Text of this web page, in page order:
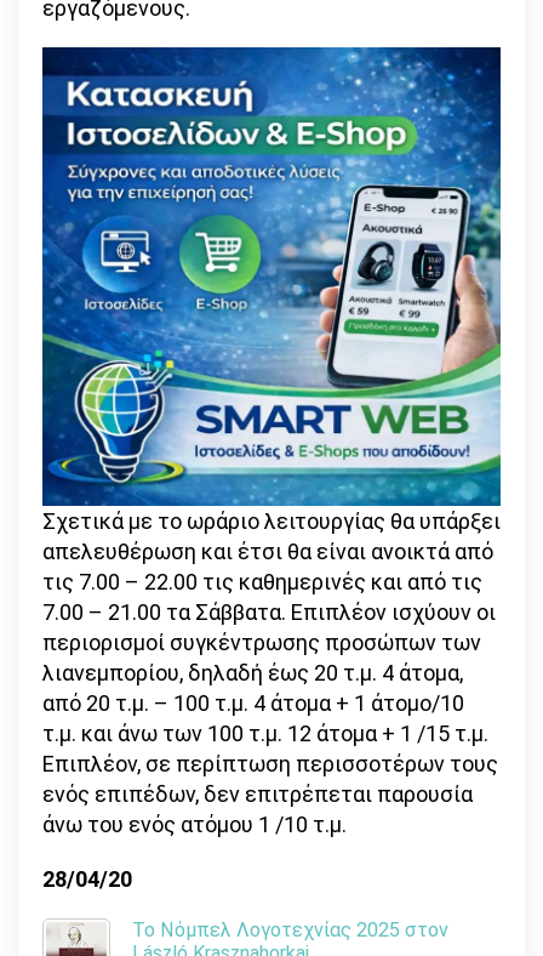
εργαζόμενους.
Σχετικά με το ωράριο λειτουργίας θα υπάρξει
απελευθέρωση και έτσι θα είναι ανοικτά από
τις 7.00 – 22.00 τις καθημερινές και από τις
7.00 – 21.00 τα Σάββατα. Επιπλέον ισχύουν οι
περιορισμοί συγκέντρωσης προσώπων των
λιανεμπορίου, δηλαδή έως 20 τ.μ. 4 άτομα,
από 20 τ.μ. – 100 τ.μ. 4 άτομα + 1 άτομο/10
τ.μ. και άνω των 100 τ.μ. 12 άτομα + 1 /15 τ.μ.
Επιπλέον, σε περίπτωση περισσοτέρων τους
ενός επιπέδων, δεν επιτρέπεται παρουσία
άνω του ενός ατόμου 1 /10 τ.μ.
28/04/20
Το Νόμπελ Λογοτεχνίας 2025 στον